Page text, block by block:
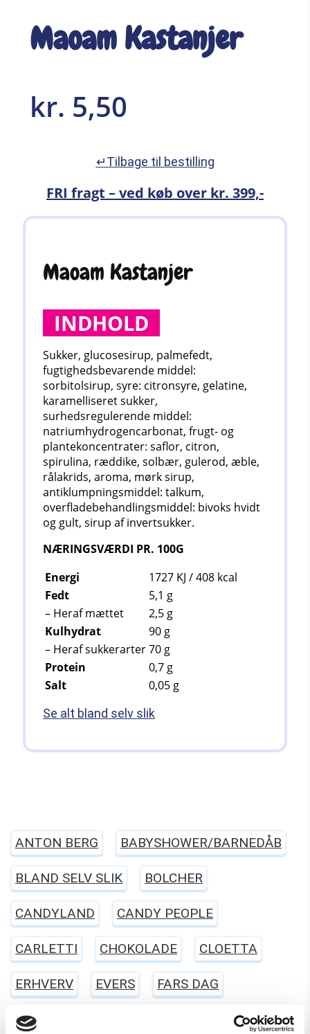
Maoam Kastanjer
kr. 5,50
↵Tilbage til bestilling
FRI fragt – ved køb over kr. 399,-
Maoam Kastanjer
INDHOLD
Sukker, glucosesirup, palmefedt,
fugtighedsbevarende middel:
sorbitolsirup, syre: citronsyre, gelatine,
karamelliseret sukker,
surhedsregulerende middel:
natriumhydrogencarbonat, frugt- og
plantekoncentrater: saflor, citron,
spirulina, ræddike, solbær, gulerod, æble,
rålakrids, aroma, mørk sirup,
antiklumpningsmiddel: talkum,
overfladebehandlingsmiddel: bivoks hvidt
og gult, sirup af invertsukker.
NÆRINGSVÆRDI PR. 100G
Energi
1727 KJ / 408 kcal
Fedt
5,1 g
– Heraf mættet
2,5 g
Kulhydrat
90 g
– Heraf sukkerarter70 g
Protein
0,7 g
Salt
0,05 g
Se alt bland selv slik
ANTON BERG BABYSHOWER/BARNEDÅB
BLAND SELV SLIK BOLCHER
CANDYLAND CANDY PEOPLE
CARLETTI CHOKOLADE CLOETTA
ERHVERV EVERS FARS DAG
FASTELAVN FØDSELSDAG